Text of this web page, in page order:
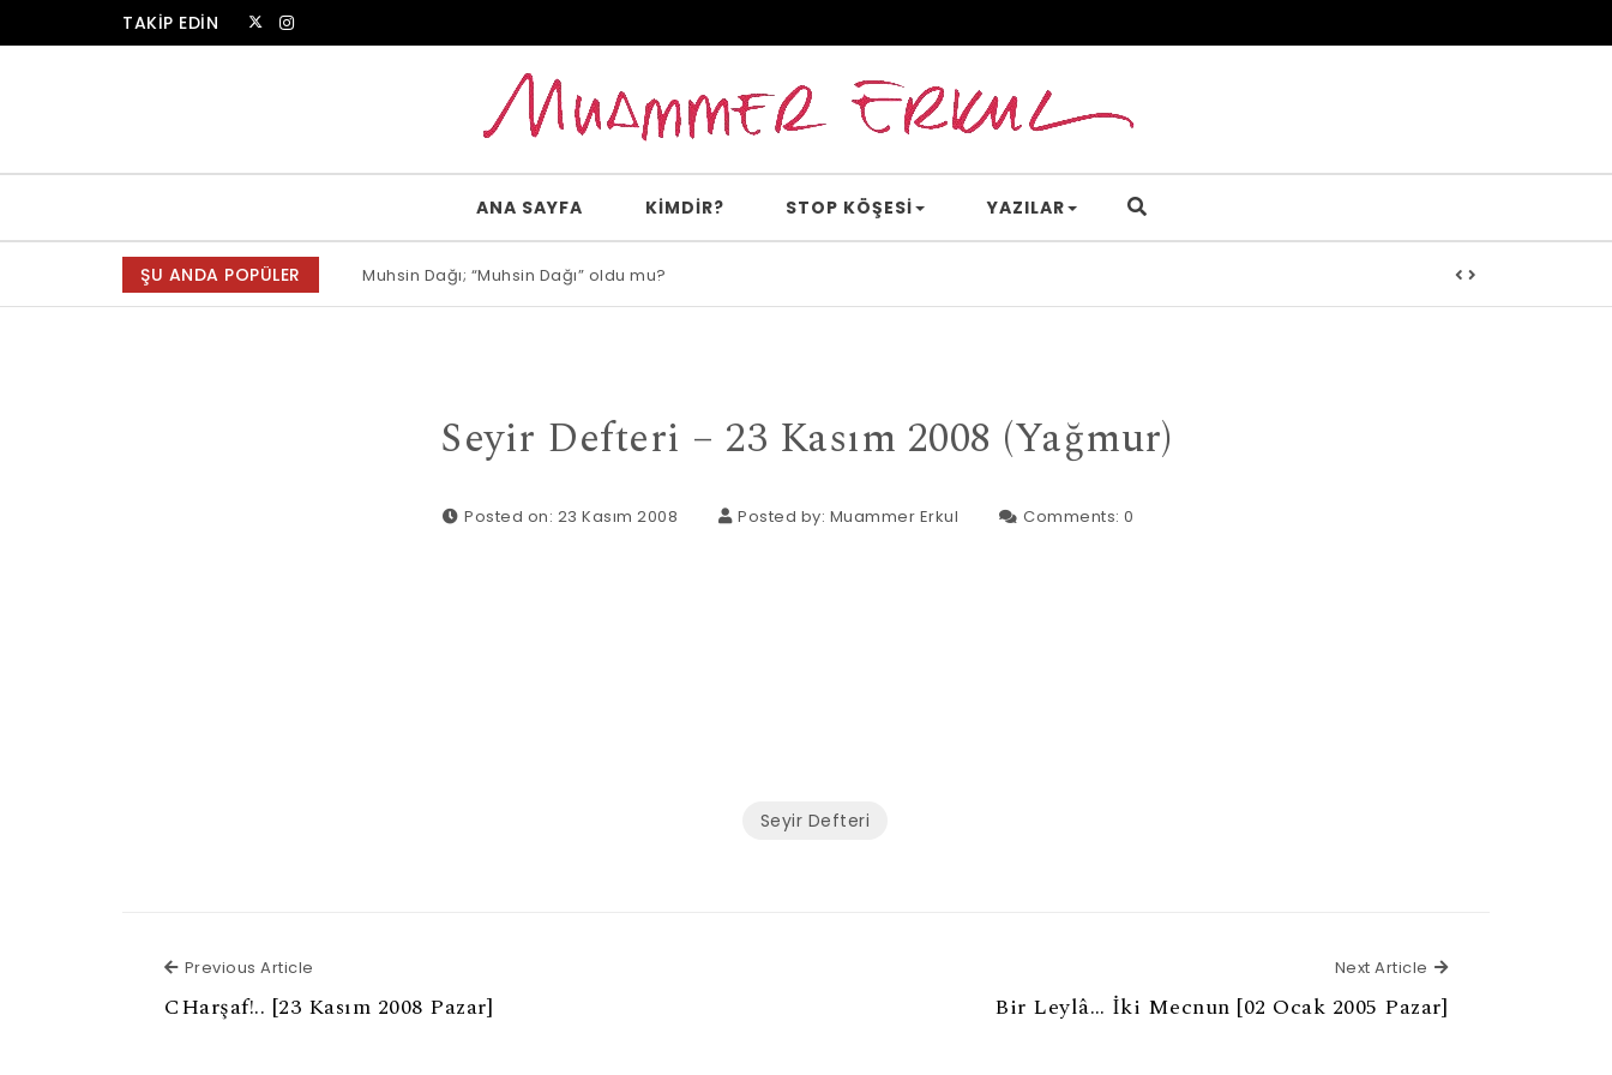
Skip to contentTAKİP EDİN
ANA SAYFA KİMDİR? STOP KÖŞESI YAZILAR
ŞU ANDA POPÜLER Muhsin Dağı; “Muhsin Dağı” oldu mu?
Seyir Defteri – 23 Kasım 2008 (Yağmur)
Posted on: 23 Kasım 2008 Posted by: Muammer Erkul Comments: 0
Seyir Defteri
Previous Article
CHar­şaf!.. [23 Kasım 2008 Pazar]
Next Article Next Article
Bir Leylâ… İki Mecnun [02 Ocak 2005 Pazar]